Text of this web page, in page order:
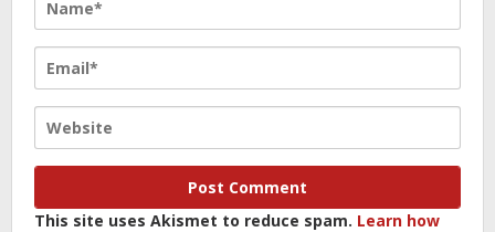
This site uses Akismet to reduce spam. Learn how